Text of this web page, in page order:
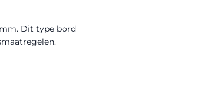
Dit type bord